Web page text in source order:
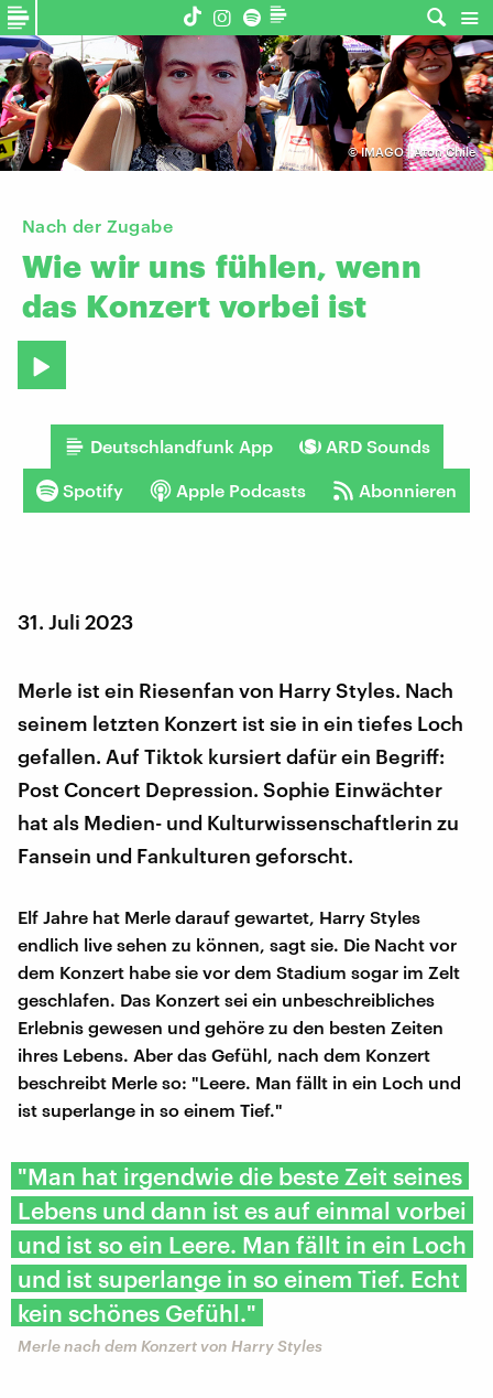
©IMAGO | Aton Chile
Nach der Zugabe
Wie wir uns fühlen, wenn
das Konzert vorbei ist
Deutschlandfunk App ARD Sounds
Spotify Apple Podcasts Abonnieren
31. Juli 2023
Merle ist ein Riesenfan von Harry Styles. Nach
seinem letzten Konzert ist sie in ein tiefes Loch
gefallen. Auf Tiktok kursiert dafür ein Begriff:
Post Concert Depression. Sophie Einwächter
hat als Medien- und Kulturwissenschaftlerin zu
Fansein und Fankulturen geforscht.
Elf Jahre hat Merle darauf gewartet, Harry Styles
endlich live sehen zu können, sagt sie. Die Nacht vor
dem Konzert habe sie vor dem Stadium sogar im Zelt
geschlafen. Das Konzert sei ein unbeschreibliches
Erlebnis gewesen und gehöre zu den besten Zeiten
ihres Lebens. Aber das Gefühl, nach dem Konzert
beschreibt Merle so: "Leere. Man fällt in ein Loch und
ist superlange in so einem Tief."
"Man hat irgendwie die beste Zeit seines
Lebens und dann ist es auf einmal vorbei
und ist so ein Leere. Man fällt in ein Loch
und ist superlange in so einem Tief. Echt
kein schönes Gefühl."
Merle nach dem Konzert von Harry Styles